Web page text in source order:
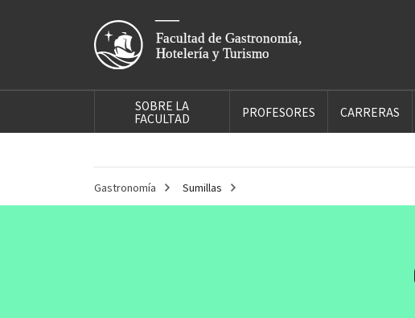
SOBRE LA
FACULTAD
PROFESORES CARRERAS
Gastronomía Sumillas